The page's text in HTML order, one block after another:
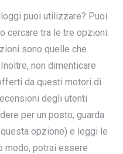
puoi utilizzare? Puoi
cercare tra le tre opzioni.
sono quelle che
non dimenticare
da questi motori di
degli utenti
per un posto, guarda
opzione) e leggi le
modo, potrai essere